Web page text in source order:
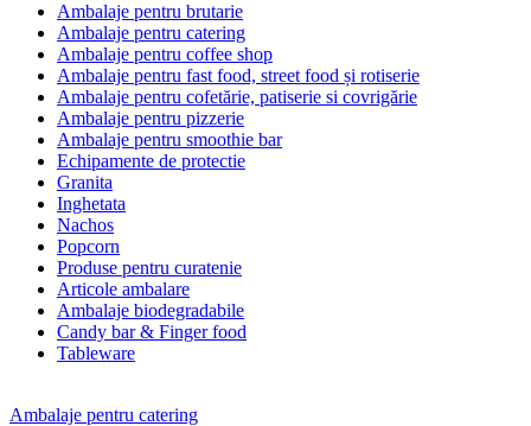
Ambalaje pentru brutarie
Ambalaje pentru catering
Ambalaje pentru coffee shop
Ambalaje pentru fast food, street food și rotiserie
Ambalaje pentru cofetărie, patiserie si covrigărie
Ambalaje pentru pizzerie
Ambalaje pentru smoothie bar
Echipamente de protectie
Granita
Inghetata
Nachos
Popcorn
Produse pentru curatenie
Articole ambalare
Ambalaje biodegradabile
Candy bar & Finger food
Tableware
Ambalaje pentru catering